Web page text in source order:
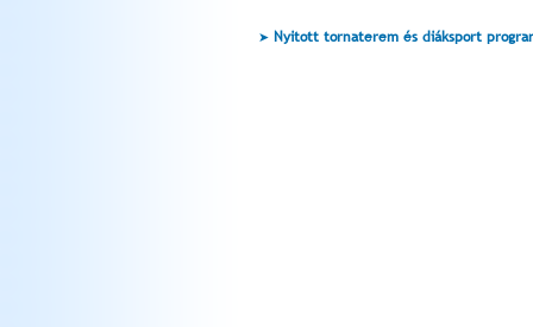
Nyitott tornaterem és diáksport